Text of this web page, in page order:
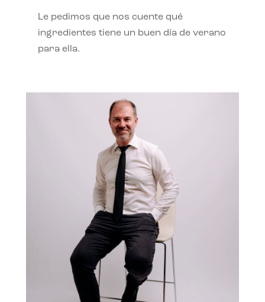
Le pedimos que nos cuente qué
ingredientes tiene un buen día de verano
para ella.